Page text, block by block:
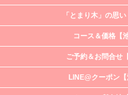
「とまり木」の思
コース＆価格【
ご予約＆お問合せ
LINE@クーポン